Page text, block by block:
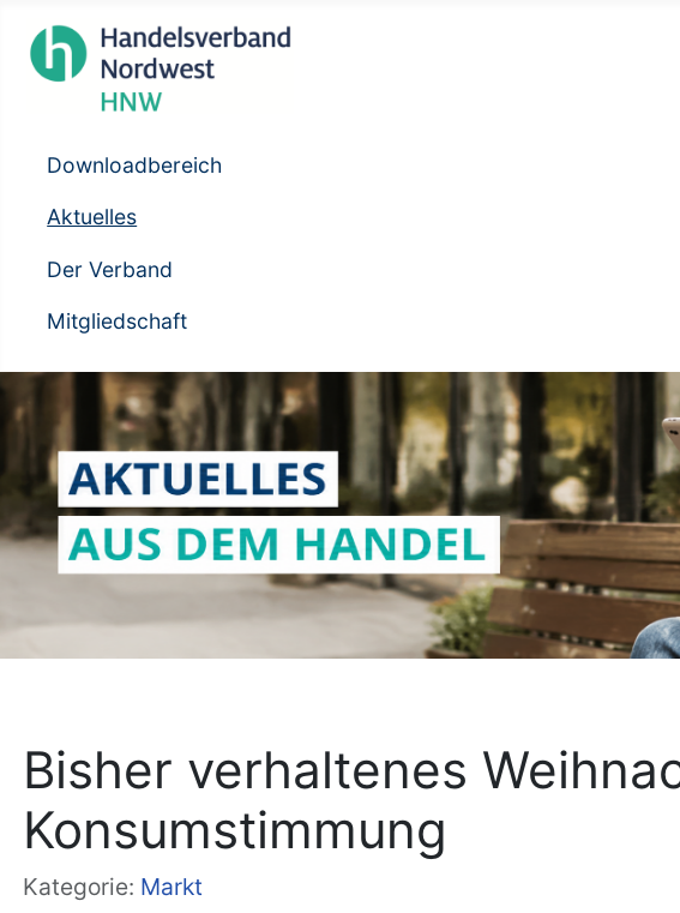
Downloadbereich
Aktuelles
Der Verband
Mitgliedschaft
Bisher verhaltenes
Konsumstimmung
Kategorie: Markt